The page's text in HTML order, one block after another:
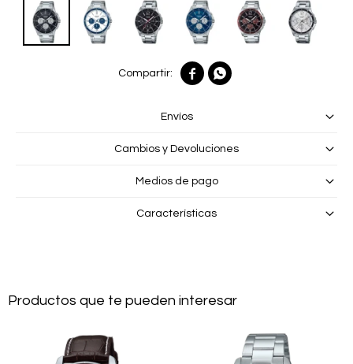
 
Envíos
Cambios y Devoluciones
Medios de pago
Características
Productos que te pueden interesar